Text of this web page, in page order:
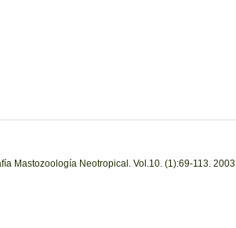
Mastozoología Neotropical. Vol.10. (1):69-113. 2003